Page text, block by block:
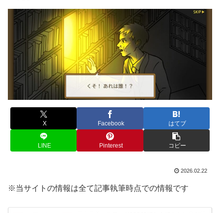
X Facebook はてブ
LINE Pinterest コピー
2026.02.22
※当サイトの情報は全て記事執筆時点での情報です